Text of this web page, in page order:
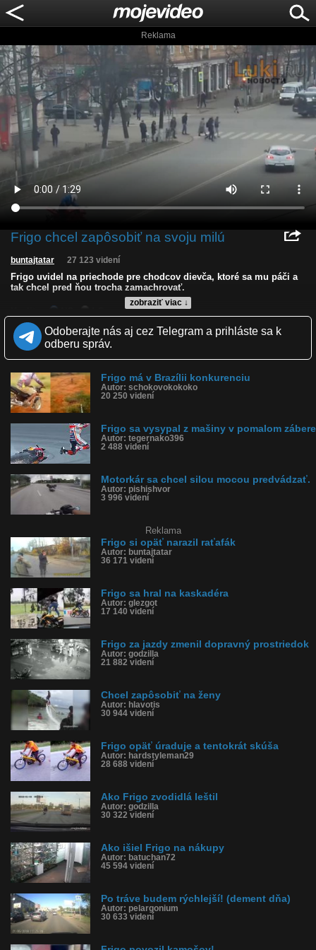
Reklama
Frigo chcel zapôsobiť na svoju milú
zobraziť viac ↓
buntajtatar 27 123 videní
Frigo uvidel na priechode pre chodcov dievča, ktoré sa mu páči a
tak chcel pred ňou trocha zamachrovať.
Zverejnené: 25.10.2017 15:53
Páči sa: 67% (30 hlasov)
Obľúbené: 2
Komentárov: 38
Kategória: auto-moto
Tagy: frigo, motorka, motorkár, pád, nehoda, zapôsobil
História sledovanosti videa:
Odoberajte nás aj cez Telegram a prihláste sa k
odberu správ.
Frigo má v Brazílii konkurenciu
Autor: schokovokokoko
20 250 videní
Frigo sa vysypal z mašiny v pomalom zábere
Autor: tegernako396
2 488 videní
Motorkár sa chcel silou mocou predvádzať.
Autor: pishishvor
3 996 videní
Reklama
Frigo si opäť narazil raťafák
Autor: buntajtatar
36 171 videní
Frigo sa hral na kaskadéra
Autor: glezgot
17 140 videní
Frigo za jazdy zmenil dopravný prostriedok
Autor: godzilla
21 882 videní
Chcel zapôsobiť na ženy
Autor: hlavotis
30 944 videní
Frigo opäť úraduje a tentokrát skúša
Autor: hardstyleman29
28 688 videní
Ako Frigo zvodidlá leštil
Autor: godzilla
30 322 videní
Ako išiel Frigo na nákupy
Autor: batuchan72
45 594 videní
Po tráve budem rýchlejší! (dement dňa)
Autor: pelargonium
30 633 videní